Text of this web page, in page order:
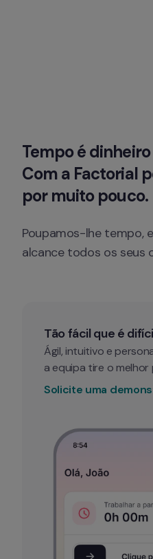
Tempo é dinheiro
Com a Factorial
por muito pouco.
Poupamos-lhe tempo,
alcance todos os seus
Tão fácil que é
Ágil, intuitivo e
a equipa tire o melhor
Solicite uma